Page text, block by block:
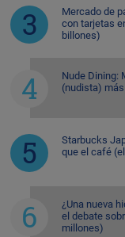
Mercado de
con tarjetas
billones)
Nude Dining:
(nudista)
Starbucks
que el café
¿Una nueva
el debate
millones)